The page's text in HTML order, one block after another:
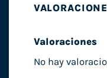
Valoraciones
No hay